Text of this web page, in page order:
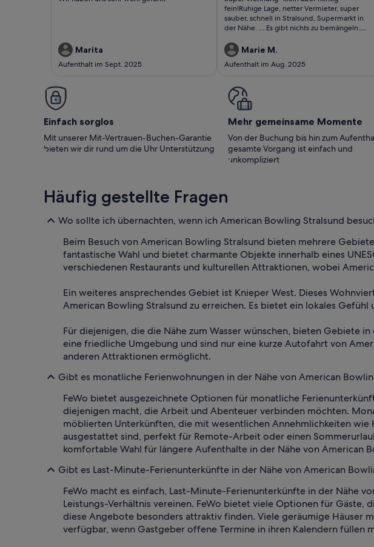
Marita
Aufenthalt im Sept. 2025
bewertungen)
fein!Ruhige Lage, netter Vermieter, super
sauber, schnell in Stralsund, Supermarkt in
der Nähe. ....Es gibt nichts zu bemängeln.
Marie M.
Aufenthalt im Aug. 2025
Einfach sorglos
Mit unserer Mit-Vertrauen-Buchen-Garantie
bieten wir dir rund um die Uhr Unterstützung
Mehr gemeinsame Momente
Von der Buchung bis hin zum
gesamte Vorgang ist einfach und
unkompliziert
Häufig gestellte Fragen
Wo sollte ich übernachten, wenn ich American Bowling Stralsund
Beim Besuch von American Bowling Stralsund bieten mehrere
fantastische Wahl und bietet charmante Objekte innerhalb eines
verschiedenen Restaurants und kulturellen Attraktionen, wobei
Ein weiteres ansprechendes Gebiet ist Knieper West. Dieses
American Bowling Stralsund zu erreichen. Es bietet ein lokales
Für diejenigen, die die Nähe zum Wasser wünschen, bieten Gebiete
eine friedliche Umgebung und sind nur eine kurze Autofahrt von
anderen Attraktionen ermöglicht.
Gibt es monatliche Ferienwohnungen in der Nähe von American
FeWo bietet ausgezeichnete Optionen für monatliche
diejenigen macht, die Arbeit und Abenteuer verbinden möchten.
möblierten Unterkünften, die mit wesentlichen Annehmlichkeiten
ausgestattet sind, perfekt für Remote-Arbeit oder einen
komfortable Wahl für längere Aufenthalte in der Nähe von American
Gibt es Last-Minute-Ferienunterkünfte in der Nähe von American
FeWo macht es einfach, Last-Minute-Ferienunterkünfte in der Nähe
Leistungs-Verhältnis vereinen. FeWo bietet viele Optionen für
diese Angebote besonders attraktiv finden. Viele geräumige Häuser
verfügbar, wenn Gastgeber offene Termine in ihren Kalendern füllen